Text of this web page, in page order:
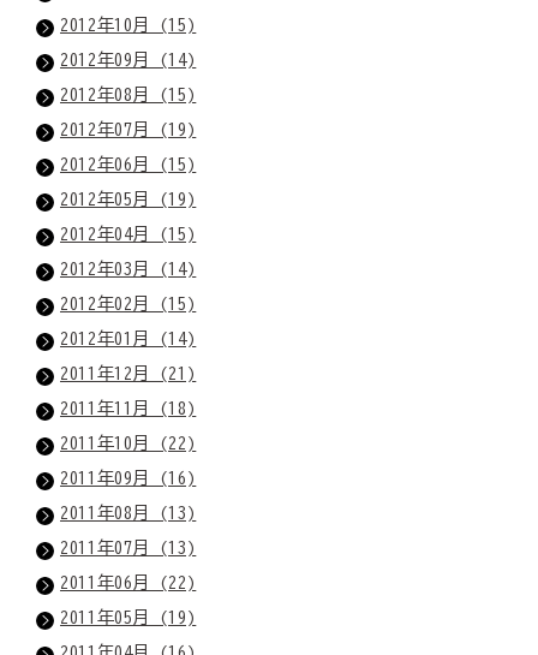
2012年10月 (15)
2012年09月 (14)
2012年08月 (15)
2012年07月 (19)
2012年06月 (15)
2012年05月 (19)
2012年04月 (15)
2012年03月 (14)
2012年02月 (15)
2012年01月 (14)
2011年12月 (21)
2011年11月 (18)
2011年10月 (22)
2011年09月 (16)
2011年08月 (13)
2011年07月 (13)
2011年06月 (22)
2011年05月 (19)